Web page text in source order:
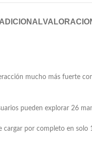
mucho más fuerte
pueden explorar 26
por completo en